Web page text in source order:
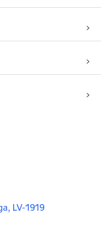
LV-1919